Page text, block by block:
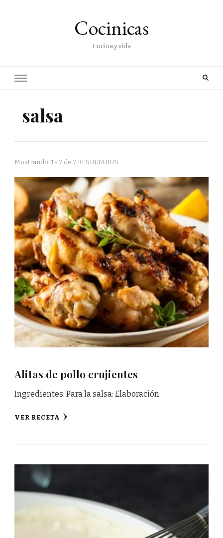
Cocinicas
Cocina y vida
salsa
Mostrando: 1 - 7 de 7 RESULTADOS
Alitas de pollo crujientes
Ingredientes: Para la salsa: Elaboración:
VER RECETA